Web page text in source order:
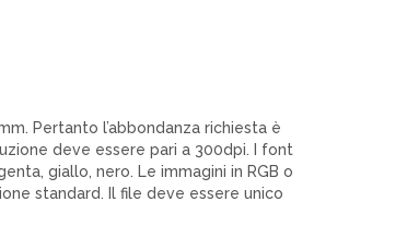
Pertanto l’abbondanza richiesta è
deve essere pari a 300dpi. I font
giallo, nero. Le immagini in RGB o
standard. Il file deve essere unico